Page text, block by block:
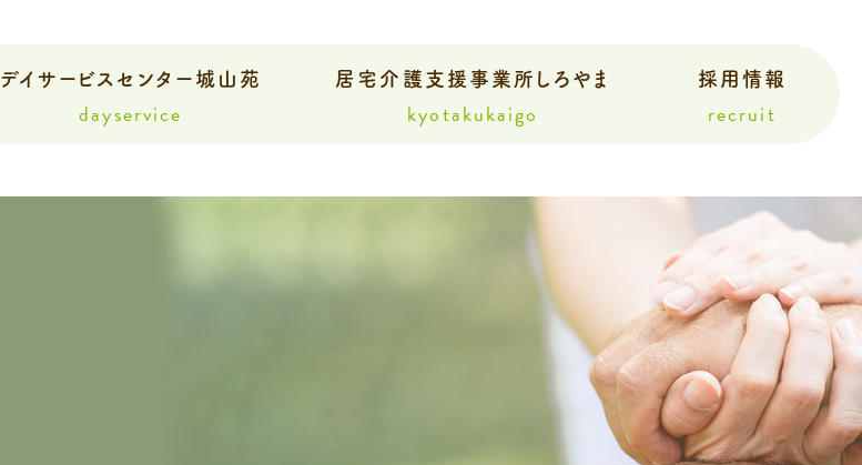
デイサービスセンター城山苑
dayservice
居宅介護支援事業所しろやま
kyotakukaigo
採用情報
recruit